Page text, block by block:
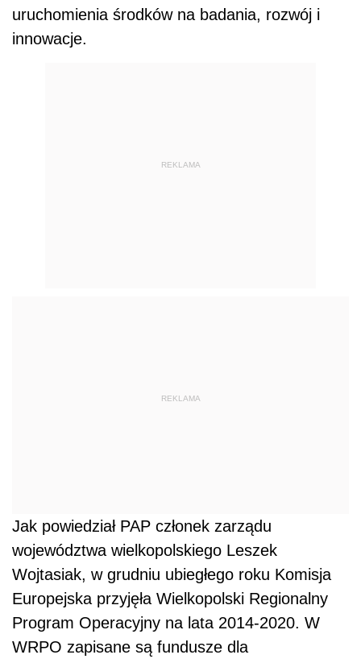
uruchomienia środków na badania, rozwój i
innowacje.
REKLAMA
REKLAMA
Jak powiedział PAP członek zarządu
województwa wielkopolskiego Leszek
Wojtasiak, w grudniu ubiegłego roku Komisja
Europejska przyjęła Wielkopolski Regionalny
Program Operacyjny na lata 2014-2020. W
WRPO zapisane są fundusze dla